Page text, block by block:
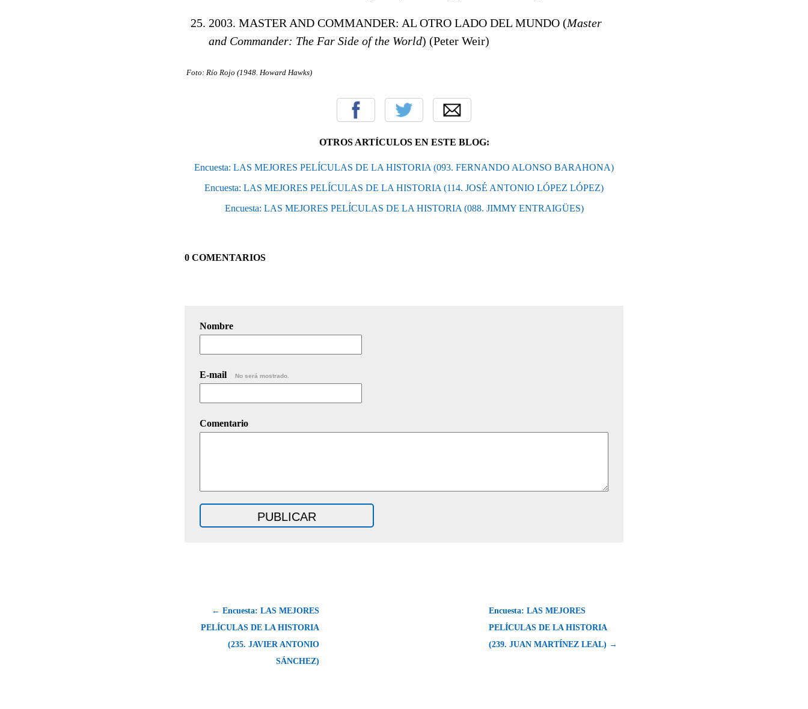
2003. MASTER AND COMMANDER: AL OTRO LADO DEL MUNDO (Master
and Commander: The Far Side of the World) (Peter Weir)
Foto: Río Rojo (1948. Howard Hawks)
OTROS ARTÍCULOS EN ESTE BLOG:
Encuesta: LAS MEJORES PELÍCULAS DE LA HISTORIA (093. FERNANDO ALONSO BARAHONA)
Encuesta: LAS MEJORES PELÍCULAS DE LA HISTORIA (114. JOSÉ ANTONIO LÓPEZ LÓPEZ)
Encuesta: LAS MEJORES PELÍCULAS DE LA HISTORIA (088. JIMMY ENTRAIGÜES)
0 COMENTARIOS
Nombre
E-mail No será mostrado.
Comentario
← Encuesta: LAS MEJORES
PELÍCULAS DE LA HISTORIA
(235. JAVIER ANTONIO
SÁNCHEZ)
Encuesta: LAS MEJORES
PELÍCULAS DE LA HISTORIA
(239. JUAN MARTÍNEZ LEAL) →